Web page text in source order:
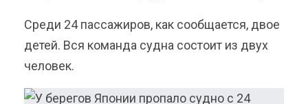
Среди 24 пассажиров, как сообщается, двое
детей. Вся команда судна состоит из двух
человек.